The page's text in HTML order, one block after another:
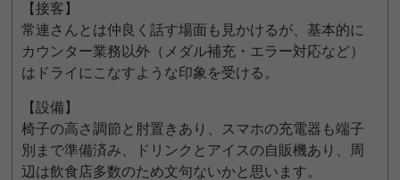
【接客】
常連さんとは仲良く話す場面も見かけるが、基本的に
カウンター業務以外（メダル補充・エラー対応など）
はドライにこなすような印象を受ける。
【設備】
椅子の高さ調節と肘置きあり、スマホの充電器も端子
別まで準備済み、ドリンクとアイスの自販機あり、周
辺は飲食店多数のため文句ないかと思います。